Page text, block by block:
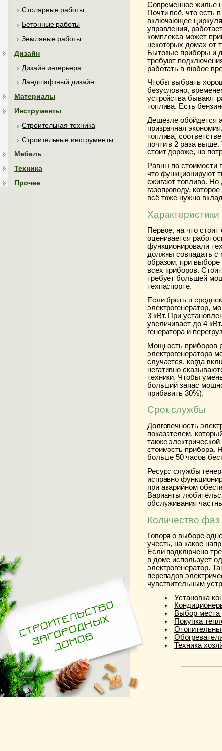
Столярные работы
Бетонные работы
Земляные работы
Дизайн
Дизайн интерьера
Ландшафтный дизайн
Материалы
Инструменты
Строительная техника
Строительные инструменты
Мебель
Техника
Прочее
Современное жилье
Почти всё, что есть
включающее
управления,
комплекса может
некоторых домах от
Бытовые приборы и
требуют
работать в любое
Чтобы выбрать
безусловно,
устройства бывают
топлива. Есть
Дешевле обойдется
призрачная
топлива,
почти в 2 раза выше.
стоит дороже, но
Равны по стоимости
что функционируют
сжигают топливо. Но
газопроводу,
всё тоже нужно
Характеристики
Первое, на что
оценивается
функционировали
должны совпадать с
образом, при выборе
всех приборов.
требует большей
техпаспорте.
Если брать в
электрогенератор,
3 кВт. При
увеличивает до 4
генератора и
Мощность приборов
электрогенератора
случается, когда
негативно
техники. Чтобы
больший запас
прибавить 30%).
Срок службы
Долговечность
показателем,
также
стоимость прибора.
больше 50 часов
Ресурс службы
исправно
при аварийном
Варианты
обслуживания
Количество фаз
Говоря о выборе
учесть, на какое
Если подключено
в доме использует
электрогенератор.
перепадов
чувствительным
Установка
Выбор места
Покупка
Техника